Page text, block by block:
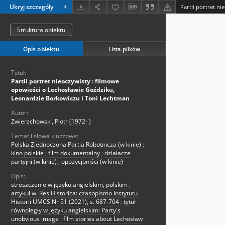
Ukryj szczegóły
Struktura obiektu
Opis obiektu Lista plików
Tytuł:
Partii portret nieoczywisty : filmowe
opowieści o Lechosławie Goździku,
Leonardzie Borkowiczu i Toni Lechtman
Autor:
Zwierzchowski, Piotr (1972- )
Temat i słowa kluczowe:
Polska Zjednoczona Partia Robotnicza (w kinie) ;
kino polskie ; film dokumentalny ; działacze
partyjni (w kinie) ; opozycjoniści (w kinie)
Opis:
streszczenie w języku angielskim, polskim ;
artykuł w: Res Historica: czasopismo Instytutu
Historii UMCS Nr 51 (2021), s. 687-704 ; tytuł
równoległy w języku angielskim: Party's
unobvious image : film stories about Lechosław